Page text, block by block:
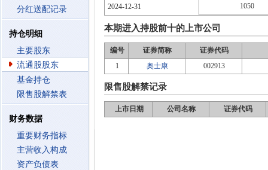
分红送配记录
持仓明细
主要股东
流通股股东
基金持仓
限售股解禁表
财务数据
重要财务指标
主营收入构成
资产负债表
2024-12-31 1050
本期进入持股前十的上市公司
编号 证券简称
证券代码
1
奥士康 002913
限售股解禁记录
上市日期 公司名称 证券代码